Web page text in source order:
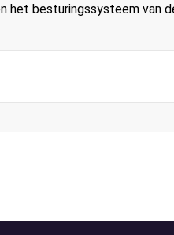
het besturingssysteem van